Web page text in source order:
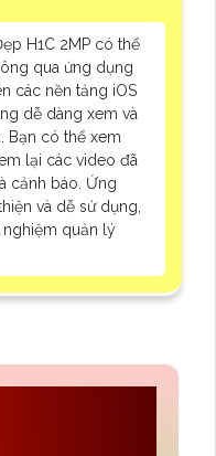
H1C 2MP có thể
qua ứng dụng
các nền tảng iOS
dễ dàng xem và
Bạn có thể xem
lại các video đã
cảnh báo. Ứng
và dễ sử dụng,
quản lý